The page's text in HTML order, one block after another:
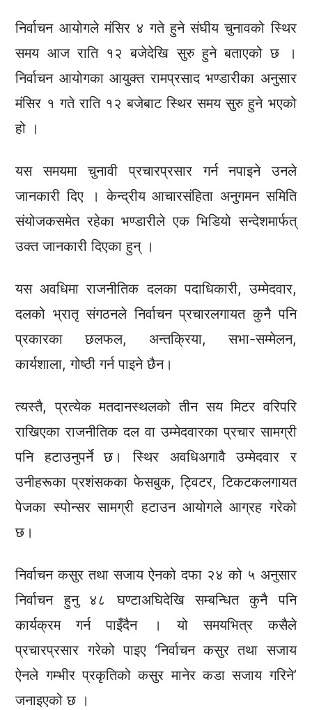
निर्वाचन आयोगले मंसिर ४ गते हुने संघीय चुनावको स्थिर
समय आज राति १२ बजेदेखि सुरु हुने बताएको छ ।
निर्वाचन आयोगका आयुक्त रामप्रसाद भण्डारीका अनुसार
मंसिर १ गते राति १२ बजेबाट स्थिर समय सुरु हुने भएको
हो ।
यस समयमा चुनावी प्रचारप्रसार गर्न नपाइने उनले
जानकारी दिए । केन्द्रीय आचारसंहिता अनुगमन समिति
संयोजकसमेत रहेका भण्डारीले एक भिडियो सन्देशमार्फत्
उक्त जानकारी दिएका हुन् ।
यस अवधिमा राजनीतिक दलका पदाधिकारी, उम्मेदवार,
दलको भ्रातृ संगठनले निर्वाचन प्रचारलगायत कुनै पनि
प्रकारका छलफल, अन्तक्रिया, सभा-सम्मेलन,
कार्यशाला, गोष्ठी गर्न पाइने छैन।
त्यस्तै, प्रत्येक मतदानस्थलको तीन सय मिटर वरिपरि
राखिएका राजनीतिक दल वा उम्मेदवारका प्रचार सामग्री
पनि हटाउनुपर्ने छ। स्थिर अवधिअगावै उम्मेदवार र
उनीहरूका प्रशंसकका फेसबुक, ट्विटर, टिकटकलगायत
पेजका स्पोन्सर सामग्री हटाउन आयोगले आग्रह गरेको
छ।
निर्वाचन कसुर तथा सजाय ऐनको दफा २४ को ५ अनुसार
निर्वाचन हुनु ४८ घण्टाअघिदेखि सम्बन्धित कुनै पनि
कार्यक्रम गर्न पाइँदैन । यो समयभित्र कसैले
प्रचारप्रसार गरेको पाइए ‘निर्वाचन कसुर तथा सजाय
ऐनले गम्भीर प्रकृतिको कसुर मानेर कडा सजाय गरिने’
जनाइएको छ ।